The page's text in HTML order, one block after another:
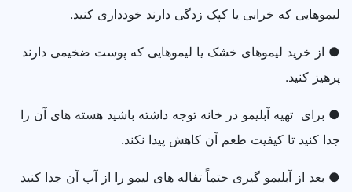
لیموهایی که خرابی یا کپک زدگی دارند خودداری کنید.
● از خرید لیموهای خشک یا لیموهایی که پوست ضخیمی دارند
پرهیز کنید.
● برای تهیه آبلیمو در خانه توجه داشته باشید هسته‌ های آن را
جدا کنید تا کیفیت طعم آن کاهش پیدا نکند.
● بعد از آبلیمو گیری حتماً تفاله‌ های لیمو را از آب آن جدا کنید